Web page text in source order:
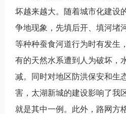
坏越来越大。随着城市化建设
争地现象，先填后开、填河堵
等种种蚕食河道行为时有发生
有的天然水系遭到人为破坏，
减。同时对地区防洪保安和生
害，太湖新城的建设影响了我
就是其中一例。此外，路网方